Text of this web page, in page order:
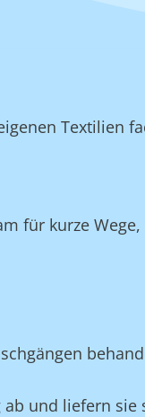
Textilien
für kurze
und liefern sie